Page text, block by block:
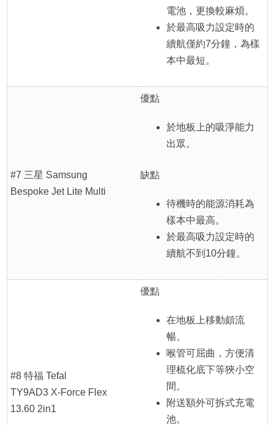
電池，更換較麻煩。
於最高吸力設定時的
續航僅約7分鐘，為樣
本中最短。
#7 三星 Samsung
Bespoke Jet Lite Multi
優點
於地板上的吸淨能力
出眾。
缺點
待機時的能源消耗為
樣本中最高。
於最高吸力設定時的
續航不到10分鐘。
#8 特福 Tefal
TY9AD3 X-Force Flex
13.60 2in1
優點
在地板上移動頗流
暢。
喉管可屈曲，方便清
理梳化底下等狹小空
間。
附送額外可拆式充電
池。